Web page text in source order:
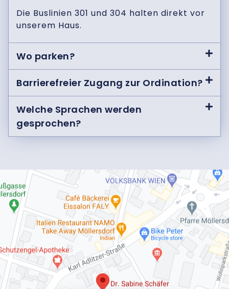
Die Buslinien 301 und 304 halten direkt vor
unserem Haus.
Wo parken?
Barrierefreier Zugang zur Ordination?
Welche Sprachen werden
gesprochen?